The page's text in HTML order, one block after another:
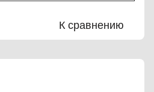
К сравнению